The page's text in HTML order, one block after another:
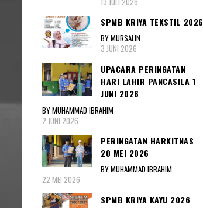
SPMB KRIYA TEKSTIL 2026
BY MURSALIN
3 JUNI 2026
UPACARA PERINGATAN
HARI LAHIR PANCASILA 1
JUNI 2026
BY MUHAMMAD IBRAHIM
2 JUNI 2026
PERINGATAN HARKITNAS
20 MEI 2026
BY MUHAMMAD IBRAHIM
22 MEI 2026
SPMB KRIYA KAYU 2026